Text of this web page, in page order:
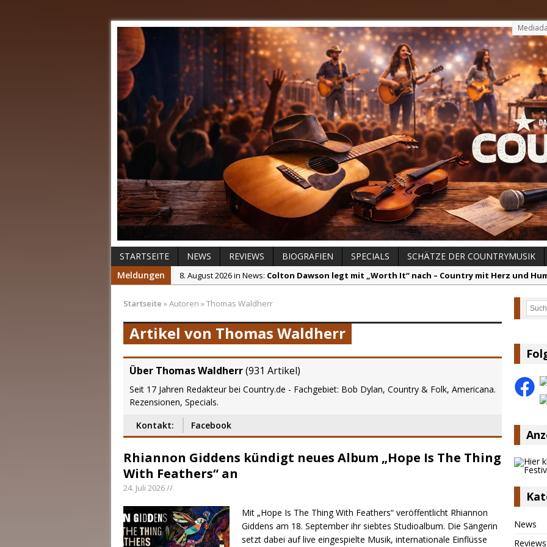
STARTSEITE NEWS REVIEWS BIOGRAFIEN SPECIALS SCHÄTZE DER COUNTRYMUSIK
Meldungen
8. August 2026 in News: Colton Dawson legt mit „Worth It“ nach – Country mit Herz und
Ella Langley schreibt Musikgeschichte: „Choosin‘ Texas“ gehört
7. August 2026 in News:pez veröffentlicht neue Single „Late Night Talks“ – eine Hymne auf
Randy Travis veröffentlicht mit „I Don’t Care“ einen weiteren Schatz
8. August 2026 in Reviews:Ben Gallaher kehrt zu seinen Wurzeln zurück – „Taylor Gold“
Startseite »Autoren »Thomas Waldherr
Artikel von Thomas Waldherr
Über Thomas Waldherr(931 Artikel)
Seit 17 Jahren Redakteur bei Country.de - Fachgebiet: Bob Dylan, Country & Folk, Americana.
Rezensionen, Specials.
Kontakt:
Facebook
Rhiannon Giddens kündigt neues Album „Hope Is The Thing
With Feathers“ an
24. Juli 2026 //
Mit „Hope Is The Thing With Feathers“ veröffentlicht Rhiannon
Giddens am 18. September ihr siebtes Studioalbum. Die Sängerin
setzt dabei auf live eingespielte Musik, internationale Einflüsse
News
Reviews